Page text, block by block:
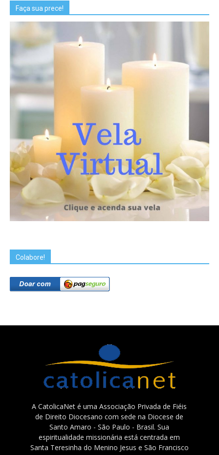
Faça sua prece!
Colabore!
A CatolicaNet é uma Associação Privada de Fiéis
de Direito Diocesano com sede na Diocese de
Santo Amaro - São Paulo - Brasil. Sua
espiritualidade missionária está centrada em
Santa Teresinha do Menino Jesus e São Francisco